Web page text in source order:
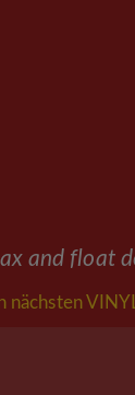
and float
nächsten